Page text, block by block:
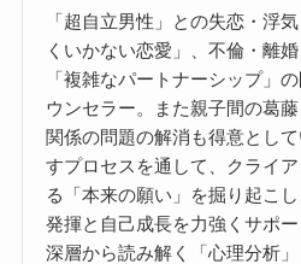
「超自立男性」との失恋・浮
くいかない恋愛」、不倫・離
「複雑なパートナーシップ」
ウンセラー。また親子間の葛
関係の問題の解消も得意とし
すプロセスを通して、クライ
る「本来の願い」を掘り起こ
発揮と自己成長を力強くサポ
深層から読み解く「心理分析